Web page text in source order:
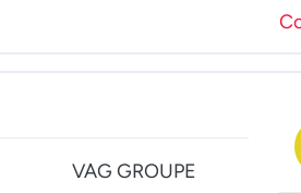
VAG GROUPE